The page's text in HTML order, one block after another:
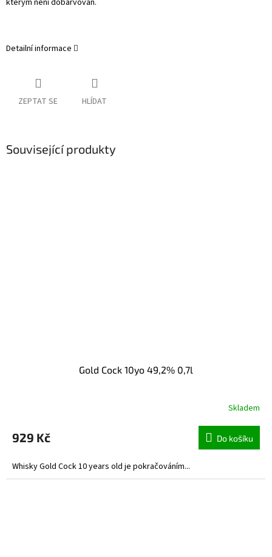
kterým není dobarvován.
Detailní informace
ZEPTAT SE HLÍDAT
Související produkty
Gold Cock 10yo 49,2% 0,7l
Skladem
929 Kč Do košíku
Whisky Gold Cock 10 years old je pokračováním...